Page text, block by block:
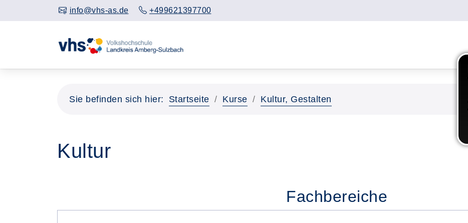
info@vhs-as.de +499621397700
Sie befinden sich hier: Startseite Kurse Kultur, Gestalten
Kultur
Fachbereiche